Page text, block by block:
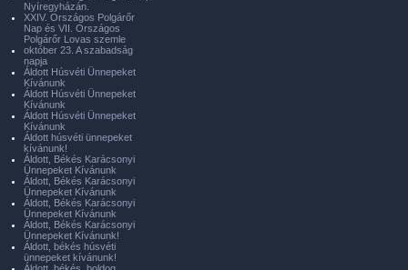
Nyíregyházán.
XXIV. Országos Polgárőr
Nap és VII. Országos
Polgárőr Lovas szemle
október 23. A szabadság
napja
Áldott Húsvéti Ünnepeket
Kívánunk
Áldott Húsvéti Ünnepeket
Kívánunk
Áldott Húsvéti Ünnepeket
Kívánunk
Áldott húsvéti ünnepeket
kívánunk!
Áldott, Békés Karácsonyi
Ünnepeket Kívánunk
Áldott, Békés Karácsonyi
Ünnepeket Kívánunk
Áldott, Békés Karácsonyi
Ünnepeket Kívánunk
Áldott, Békés Karácsonyi
Ünnepeket Kívánunk!
Áldott, békés húsvéti
ünnepeket kívánunk!